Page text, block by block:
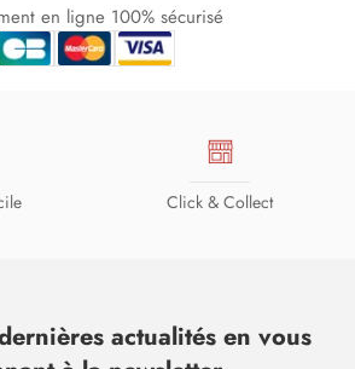
en ligne 100% sécurisé
Click & Collect
actualités en vous